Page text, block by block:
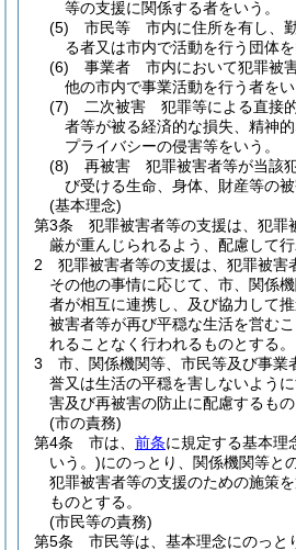
等の支援に関係する者をいう。
(5)
市民等 市内に住所を有し、
る者又は市内で活動を行う団体を
(6)
事業者 市内において犯罪被
他の市内で事業活動を行う者をい
(7)
二次被害 犯罪等による直接
者等が被る経済的な損失、精神的
プライバシーの侵害等をいう。
(8)
再被害 犯罪被害者等が当該
び受ける生命、身体、財産等の被
(基本理念)
第3条
犯罪被害者等の支援は、犯罪
厳が重んじられるよう、配慮して行
2
犯罪被害者等の支援は、犯罪被害
その他の事情に応じて、市、関係
者が相互に連携し、及び協力して
被害者等が再び平穏な生活を営む
れることなく行われるものとする。
3
市、関係機関等、市民等及び事業
誉又は生活の平穏を害しないよう
害及び再被害の防止に配慮するもの
(市の責務)
第4条
市は、 前条に規定する基本理
いう。)にのっとり、関係機関等と
犯罪被害者等の支援のための施策
ものとする。
(市民等の責務)
第5条
市民等は、基本理念にのっと